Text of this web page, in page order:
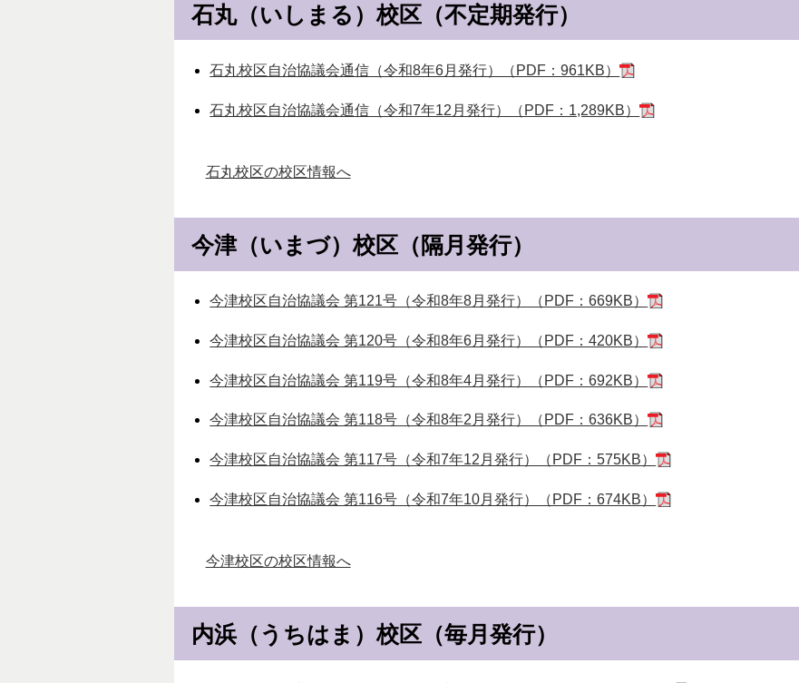
石丸（いしまる）校区（不定期発行）
石丸校区自治協議会通信（令和8年6月発行）（PDF：961KB）
石丸校区自治協議会通信（令和7年12月発行）（PDF：1,289KB）
石丸校区の校区情報へ
今津（いまづ）校区（隔月発行）
今津校区自治協議会 第121号（令和8年8月発行）（PDF：669KB）
今津校区自治協議会 第120号（令和8年6月発行）（PDF：420KB）
今津校区自治協議会 第119号（令和8年4月発行）（PDF：692KB）
今津校区自治協議会 第118号（令和8年2月発行）（PDF：636KB）
今津校区自治協議会 第117号（令和7年12月発行）（PDF：575KB）
今津校区自治協議会 第116号（令和7年10月発行）（PDF：674KB）
今津校区の校区情報へ
内浜（うちはま）校区（毎月発行）